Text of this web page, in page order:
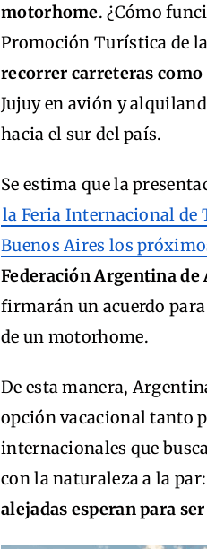
motorhome. ¿Cómo
Promoción Turística de
recorrer carreteras
Jujuy en avión y
hacia el sur del país.
Se estima que la
la Feria Internacional de
Buenos Aires los
Federación Argentina de
firmarán un acuerdo
de un motorhome.
De esta manera,
opción vacacional tanto
internacionales que
con la naturaleza a la
alejadas esperan para